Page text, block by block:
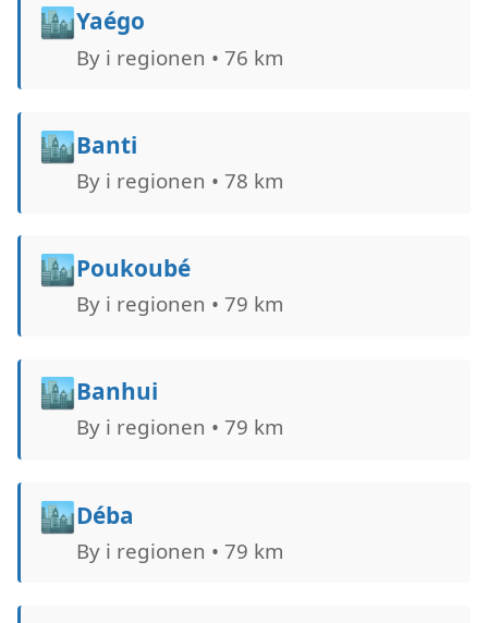
🏙️Yaégo
By i regionen • 76 km
🏙️Banti
By i regionen • 78 km
🏙️Poukoubé
By i regionen • 79 km
🏙️Banhui
By i regionen • 79 km
🏙️Déba
By i regionen • 79 km